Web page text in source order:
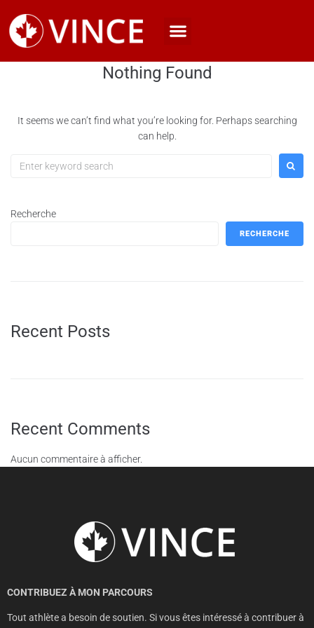
Nothing Found
It seems we can’t find what you’re looking for. Perhaps searching
can help.
Recherche
RECHERCHE
Recent Posts
Recent Comments
Aucun commentaire à afficher.
CONTRIBUEZ À MON PARCOURS
Tout athlète a besoin de soutien. Si vous êtes intéressé à contribuer à